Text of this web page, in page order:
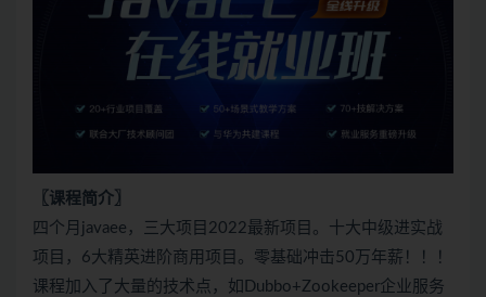
〖课程简介〗
四个月javaee，三大项目2022最新项目。十大中级进实战
项目，6大精英进阶商用项目。零基础冲击50万年薪！！！
课程加入了大量的技术点，如Dubbo+Zookeeper企业服务